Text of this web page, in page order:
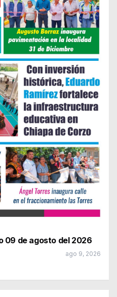
09 de agosto del 2026
ago 9, 2026